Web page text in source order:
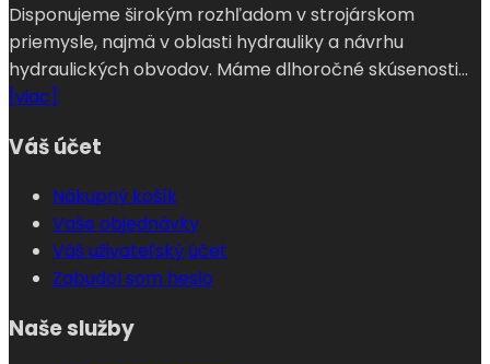
Disponujeme širokým rozhľadom v strojárskom
priemysle, najmä v oblasti hydrauliky a návrhu
hydraulických obvodov. Máme dlhoročné skúsenosti...
[viac]
Váš účet
Nákupný košík
Vaše objednávky
Váš uživateľský účet
Zabudol som heslo
Naše služby